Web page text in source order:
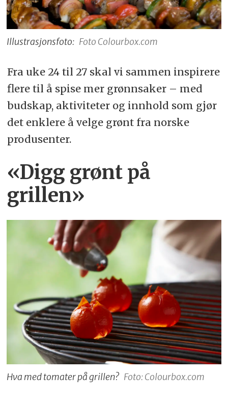
Illustrasjonsfoto: Foto Colourbox.com
Fra uke 24 til 27 skal vi sammen inspirere
flere til å spise mer grønnsaker – med
budskap, aktiviteter og innhold som gjør
det enklere å velge grønt fra norske
produsenter.
«Digg grønt på
grillen»
Hva med tomater på grillen? Foto: Colourbox.com